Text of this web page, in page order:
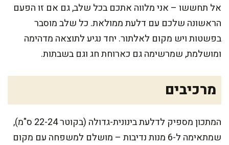
אל תחששו – אני מלווה אתכם בכל שלב, גם אם זו הפעם
הראשונה שלכם עם דלעת ממולאת. כל שלב מוסבר
בפשטות ויש מקום לאלתור. יחד נגיע לתוצאה מדהימה
ומושלמת, שמרשימה גם כארוחת חג וגם בשבתות.
מרכיבים
המתכון מספיק לדלעת בינונית-גדולה (בקוטר 22-24 ס"מ),
שמתאימה ל-6 מנות נדיבות – מושלם למשפחה עם מקום